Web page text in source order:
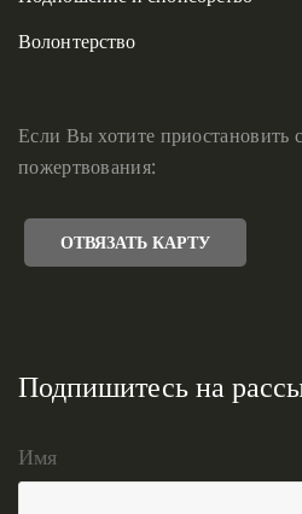
Волонтерство
Если Вы хотите приостановить
пожертвования:
ОТВЯЗАТЬ КАРТУ
Подпишитесь на
Имя